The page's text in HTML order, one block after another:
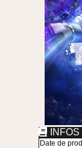
Date de